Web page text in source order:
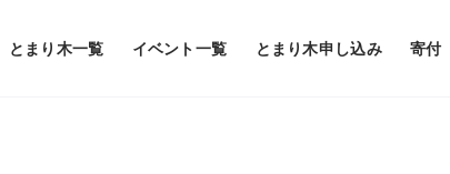
とまり木一覧 イベント一覧 とまり木申し込み 寄付